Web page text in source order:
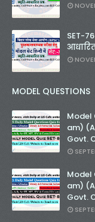
SET-
MODEL QUESTIONS
Model
am)
Govt.
Model
am)
Govt.